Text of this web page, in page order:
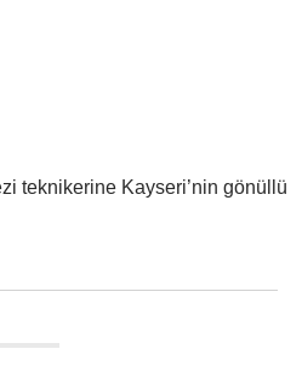
teknikerine Kayseri’nin gönüllü